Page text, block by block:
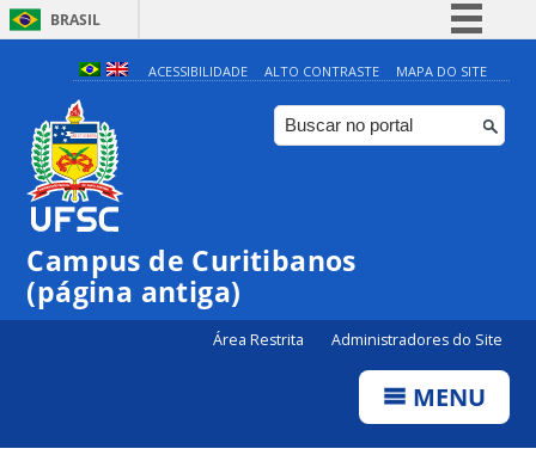
BRASIL
Simplifique!
Comunica BR
Participe
Canais
ACESSIBILIDADE ALTO CONTRASTE MAPA DO SITE
Campus de Curitibanos
(página antiga)
Área Restrita Administradores do Site
MENU